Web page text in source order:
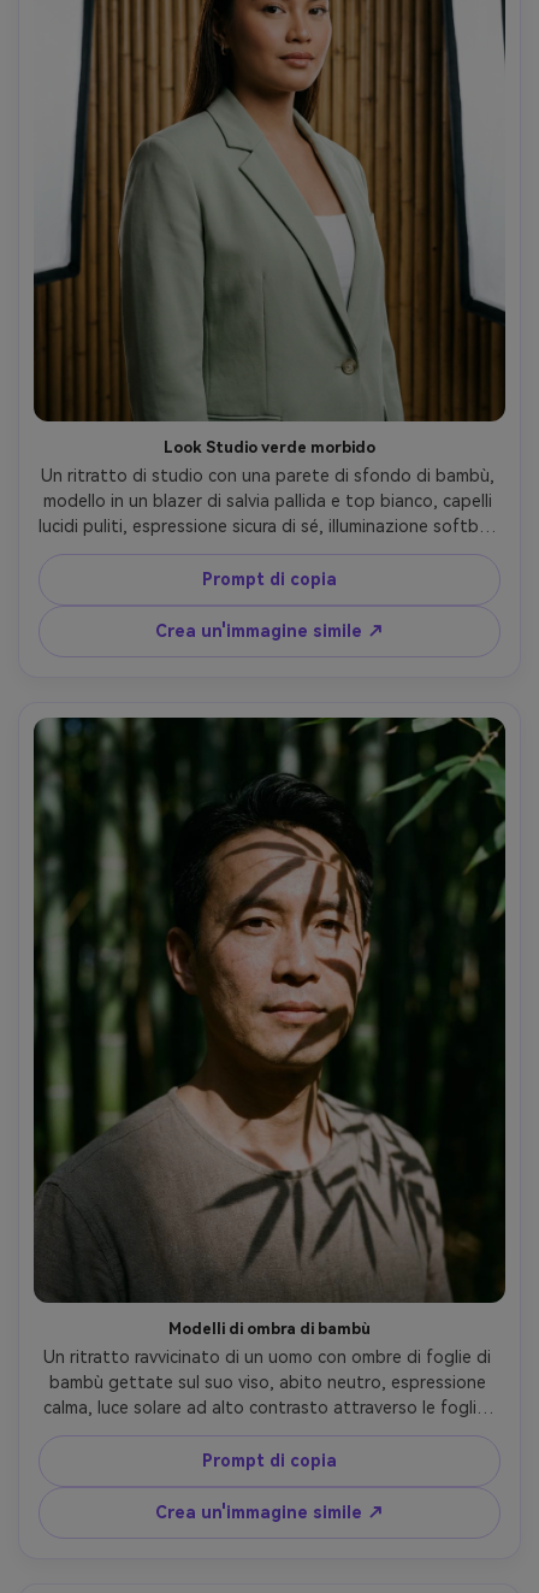
Look Studio verde morbido
Un ritratto di studio con una parete di sfondo di bambù,
modello in un blazer di salvia pallida e top bianco, capelli
lucidi puliti, espressione sicura di sé, illuminazione softbox
a due punti, scattato su Canon R3, obiettivo da 85 mm,
cornice in vita, look commerciale di fascia alta, toni fedeli
alla pelle, nitidezza ultra-realistica- -ar 4:5
Prompt di copia
Crea un'immagine simile ↗
Modelli di ombra di bambù
Un ritratto ravvicinato di un uomo con ombre di foglie di
bambù gettate sul suo viso, abito neutro, espressione
calma, luce solare ad alto contrasto attraverso le foglie,
sfondo leggermente sfocato di bambù, scattato su
Nikon Z8, 50mm f/1.4, ritaglio stretto, sensazione
chiaroscuro drammatica, trama realistica, fotografia
editoriale- -ar 4:5
Prompt di copia
Crea un'immagine simile ↗